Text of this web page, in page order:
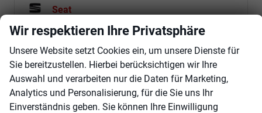
Seat
Skoda
Suzuki
Toyota
Volkswagen
Wir respektieren Ihre Privatsphäre
Unsere Website setzt Cookies ein, um unsere Dienste für
Sie bereitzustellen. Hierbei berücksichtigen wir Ihre
Auswahl und verarbeiten nur die Daten für Marketing,
Analytics und Personalisierung, für die Sie uns Ihr
Einverständnis geben. Sie können Ihre Einwilligung